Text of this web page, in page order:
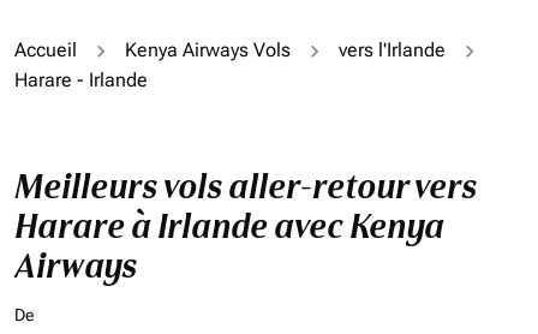
Accueil Kenya Airways Vols
vers l'Irlande
Harare - Irlande
Meilleurs vols aller-retour vers
Harare à Irlande avec Kenya
Airways
De